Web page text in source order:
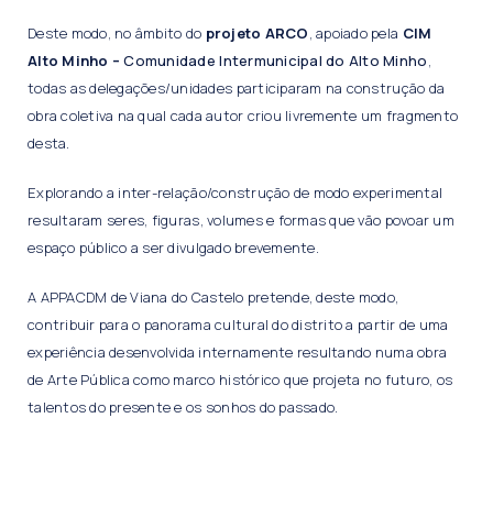
Deste modo, no âmbito do projeto ARCO, apoiado pela CIM
Alto Minho –Comunidade Intermunicipal do Alto Minho,
todas as delegações/unidades participaram na construção da
obra coletiva na qual cada autor criou livremente um fragmento
desta.
Explorando a inter-relação/construção de modo experimental
resultaram seres, figuras, volumes e formas que vão povoar um
espaço público a ser divulgado brevemente.
A APPACDM de Viana do Castelo pretende, deste modo,
contribuir para o panorama cultural do distrito a partir de uma
experiência desenvolvida internamente resultando numa obra
de Arte Pública como marco histórico que projeta no futuro, os
talentos do presente e os sonhos do passado.